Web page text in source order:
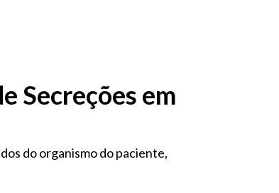
Secreções em
do organismo do paciente,